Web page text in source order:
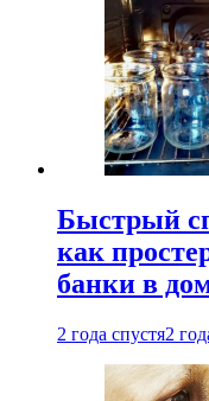
Быстрый
как
банки в
2 года спустя2